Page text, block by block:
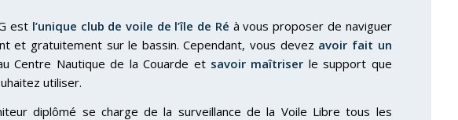
est l’unique club de voile de l’île de Ré à vous proposer de naviguer
et gratuitement sur le bassin. Cependant, vous devez avoir fait un
Centre Nautique de la Couarde et savoir maîtriser le support que
utiliser.
diplômé se charge de la surveillance de la Voile Libre tous les